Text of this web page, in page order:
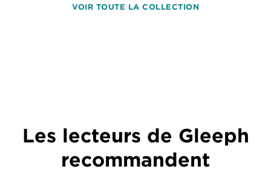
VOIR TOUTE LA COLLECTION
Les lecteurs de Gleeph
recommandent